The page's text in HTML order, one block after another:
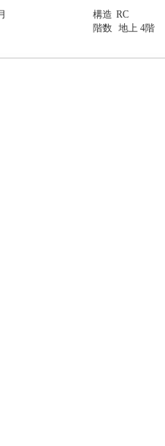
構造 RC
階数 地上 4階